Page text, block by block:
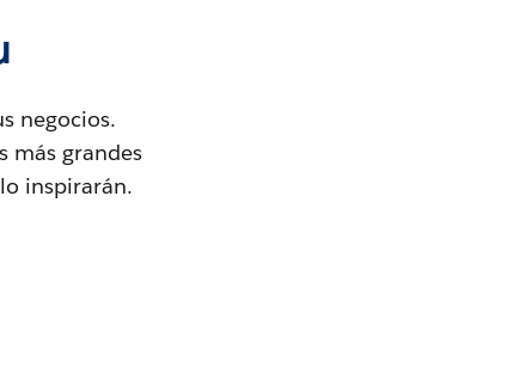
negocios.
más grandes
inspirarán.